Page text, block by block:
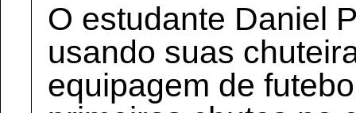
O estudante Daniel
usando suas
equipagem de